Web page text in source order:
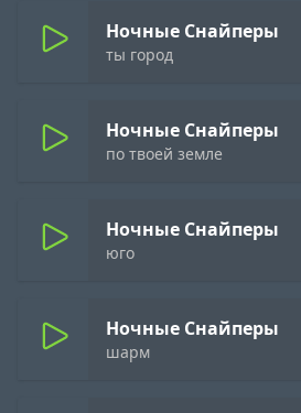
Ночные Снайперы
ты город
Ночные Снайперы
по твоей земле
Ночные Снайперы
юго
Ночные Снайперы
шарм